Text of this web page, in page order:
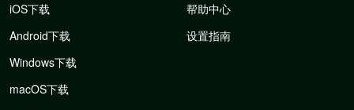
iOS下载
Android下载
Windows下载
macOS下载
帮助中心
设置指南